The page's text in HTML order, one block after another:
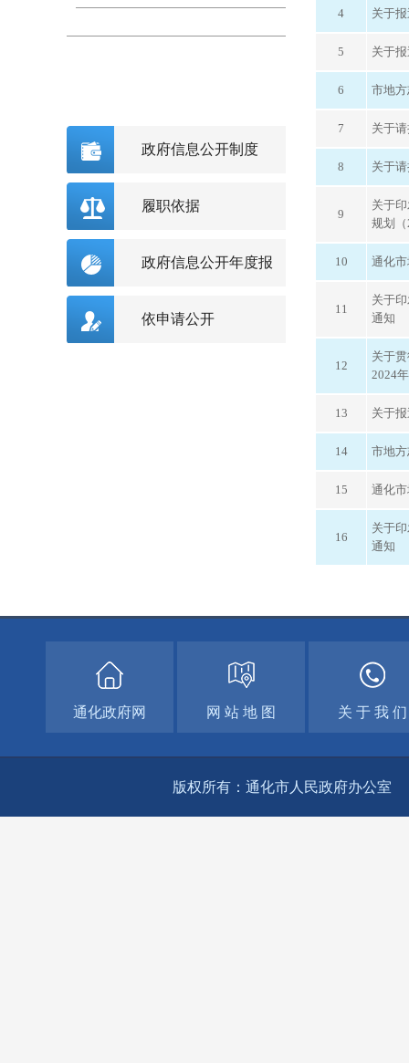
4 关于
5 关于
6 市地
7 关于
8 关于
9
关于
规划
10 通化
11
关于
通知
12
关于
2024
13 关于
14 市地
15 通化
16
关于
通知
政府信息公开制度
履职依据
政府信息公开年度报
告
依申请公开